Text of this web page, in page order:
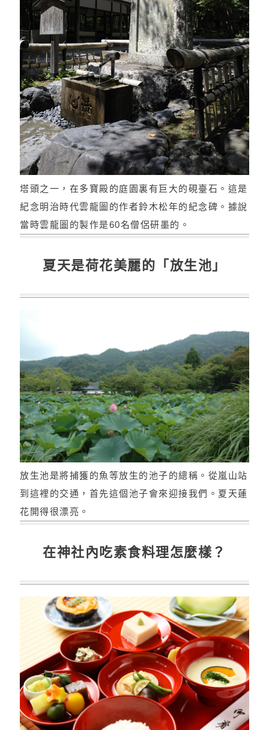
塔頭之一，在多寶殿的庭園裏有巨大的硯臺石。這是
紀念明治時代雲龍圖的作者鈴木松年的紀念碑。據說
當時雲龍圖的製作是60名僧侶研墨的。
夏天是荷花美麗的「放生池」
放生池是將捕獲的魚等放生的池子的總稱。從嵐山站
到這裡的交通，首先這個池子會來迎接我們。夏天蓮
花開得很漂亮。
在神社內吃素食料理怎麼樣？